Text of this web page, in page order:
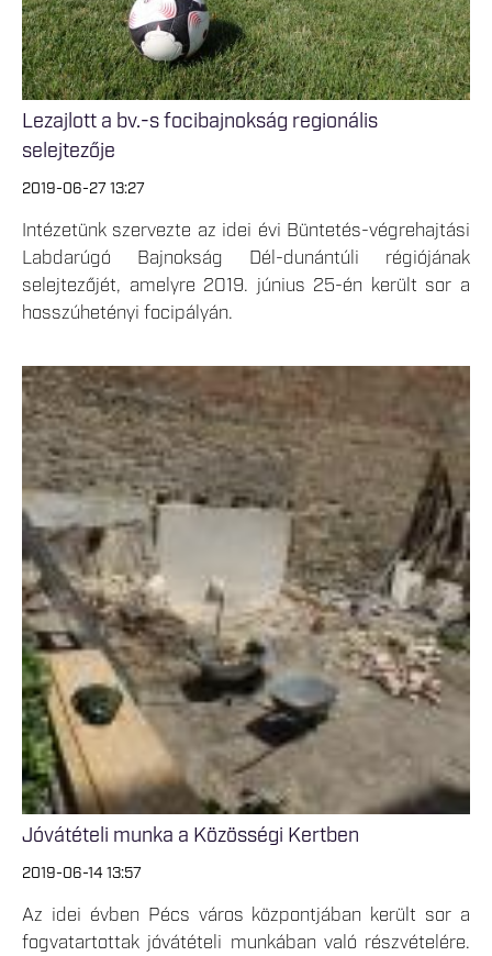
Lezajlott a bv.-s focibajnokság regionális
selejtezője
2019-06-27 13:27
Intézetünk szervezte az idei évi Büntetés-végrehajtási
Labdarúgó Bajnokság Dél-dunántúli régiójának
selejtezőjét, amelyre 2019. június 25-én került sor a
hosszúhetényi focipályán.
Jóvátételi munka a Közösségi Kertben
2019-06-14 13:57
Az idei évben Pécs város központjában került sor a
fogvatartottak jóvátételi munkában való részvételére.